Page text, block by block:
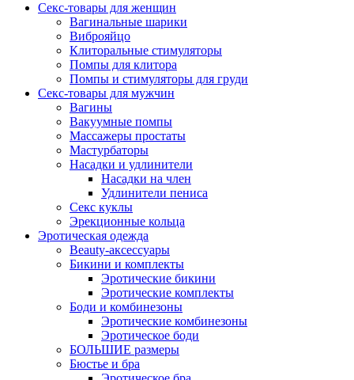
Секс-товары для женщин
Вагинальные шарики
Виброяйцо
Клиторальные стимуляторы
Помпы для клитора
Помпы и стимуляторы для груди
Секс-товары для мужчин
Вагины
Вакуумные помпы
Массажеры простаты
Мастурбаторы
Насадки и удлинители
Насадки на член
Удлинители пениса
Секс куклы
Эрекционные кольца
Эротическая одежда
Beauty-аксессуары
Бикини и комплекты
Эротические бикини
Эротические комплекты
Боди и комбинезоны
Эротические комбинезоны
Эротическое боди
БОЛЬШИЕ размеры
Бюстье и бра